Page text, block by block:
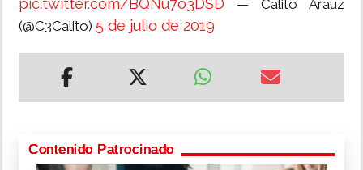
pic.twitter.com/BQNu7o3DSD — Calito Arauz
(@C3Calito) 5 de julio de 2019
Contenido Patrocinado